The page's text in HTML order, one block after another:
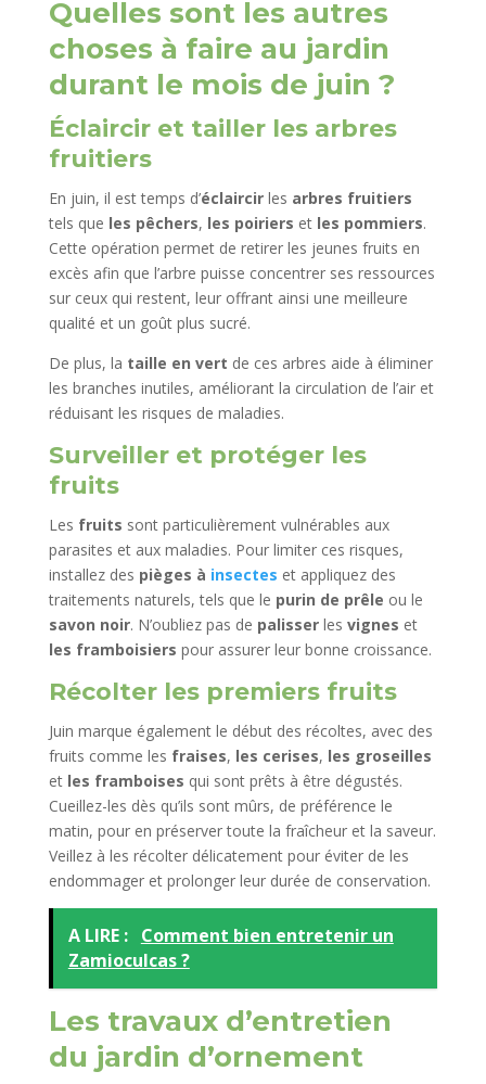
Quelles sont les autres
choses à faire au jardin
durant le mois de juin ?
Éclaircir et tailler les arbres
fruitiers
En juin, il est temps d’éclaircirles arbres fruitiers
tels que les pêchers, les poiriers et les pommiers.
Cette opération permet de retirer les jeunes fruits en
excès afin que l’arbre puisse concentrer ses ressources
sur ceux qui restent, leur offrant ainsi une meilleure
qualité et un goût plus sucré.
De plus, la taille en vert de ces arbres aide à éliminer
les branches inutiles, améliorant la circulation de l’air et
réduisant les risques de maladies.
Surveiller et protéger les
fruits
Les fruits sont particulièrement vulnérables aux
parasites et aux maladies. Pour limiter ces risques,
installez des pièges à insectes et appliquez des
traitements naturels, tels que le purin de prêle ou le
savon noir. N’oubliez pas de palisserles vignes et
les framboisiers pour assurer leur bonne croissance.
Récolter les premiers fruits
Juin marque également le début des récoltes, avec des
fruits comme les fraises, les cerises, les groseilles
et les framboises qui sont prêts à être dégustés.
Cueillez-les dès qu’ils sont mûrs, de préférence le
matin, pour en préserver toute la fraîcheur et la saveur.
Veillez à les récolter délicatement pour éviter de les
endommager et prolonger leur durée de conservation.
A LIRE : Comment bien entretenir un
Zamioculcas ?
Les travaux d’entretien
du jardin d’ornement